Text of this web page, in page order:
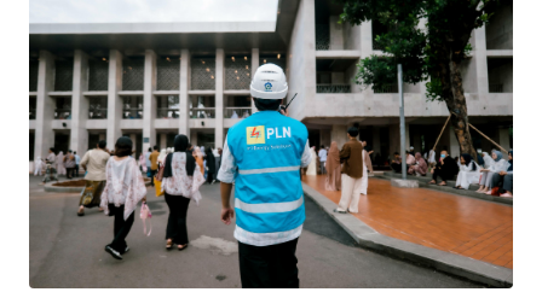
SAINS-TEKNO
KESEHATAN
INTERNASIONAL
SERBA-SERBI